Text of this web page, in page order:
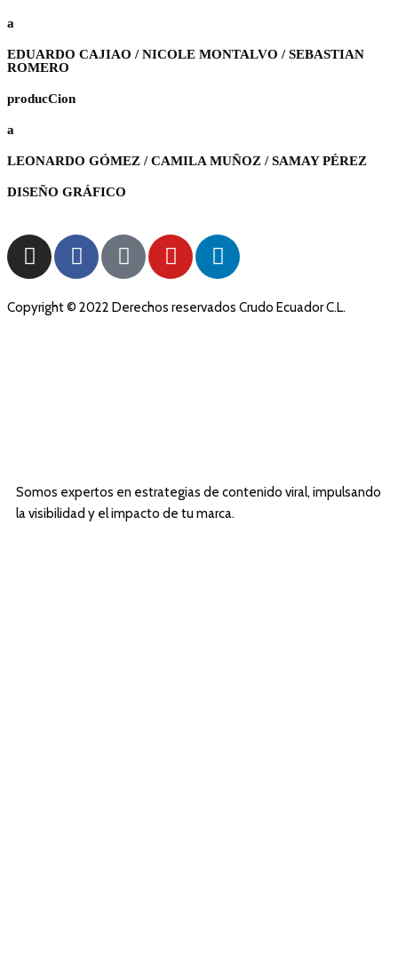
a
EDUARDO CAJIAO / NICOLE MONTALVO / SEBASTIAN
ROMERO
producCion
a
LEONARDO GÓMEZ / CAMILA MUÑOZ / SAMAY PÉREZ
DISEÑO GRÁFICO
Copyright © 2022 Derechos reservados Crudo Ecuador C.L.
Somos expertos en estrategias de contenido viral, impulsando
la visibilidad y el impacto de tu marca.